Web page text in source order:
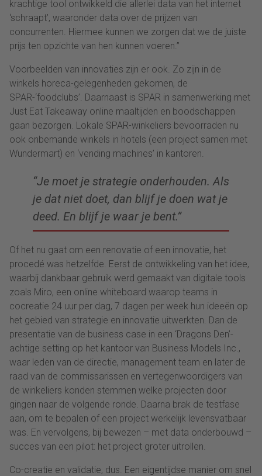
krachtige tool ontwikkeld die allerlei data van het internet
‘schraapt’, waaronder data over de prijzen van
concurrenten. Hiermee kunnen we zorgen dat we de juiste
prijs ten opzichte van hen kunnen voeren.”
Voorbeelden van innovaties zijn er ook. Zo zijn in de
winkels horeca-gelegenheden gekomen, de
SPAR-‘foodclubs’. Daarnaast is SPAR in samenwerking met
Just Eat Takeaway online maaltijden en boodschappen
gaan bezorgen. Lokale SPAR-winkeliers bevoorraden nu
ook onbemande winkels in hotels (een project samen met
Wundermart) en ‘vending machines’ in kantoren.
“Je moet je strategie onderhouden. Als
je dat niet doet, dan blijf je doen wat je
deed. En blijf je waar je bent.”
Of het nu gaat om een renovatie of een innovatie, het
procedé was hetzelfde. Eerst de ontwikkeling van het idee,
waarbij dankbaar gebruik werd gemaakt van digitale tools
zoals Miro, een online whiteboard waarop teams in
cocreatie 24 uur per dag, 7 dagen per week hun ideeën op
het gebied van strategie en innovatie uitwerkten. Dan de
presentatie van de business case in een ‘Dragons Den’-
achtige setting op het kantoor van Business Models Inc.,
waar leden van de directie, management team en later de
raad van de commissarissen en vertegenwoordigers van
de winkeliers konden stemmen welke projecten door
gingen naar de volgende ronde. Daarna brak de testfase
aan, om te bepalen of een project werkelijk levensvatbaar
was. En vervolgens, bij bewezen – met data onderbouwd –
succes van een pilot: het project groter uitrollen.
Co-creatie en validatie, dus. Een eigentijdse manier om snel